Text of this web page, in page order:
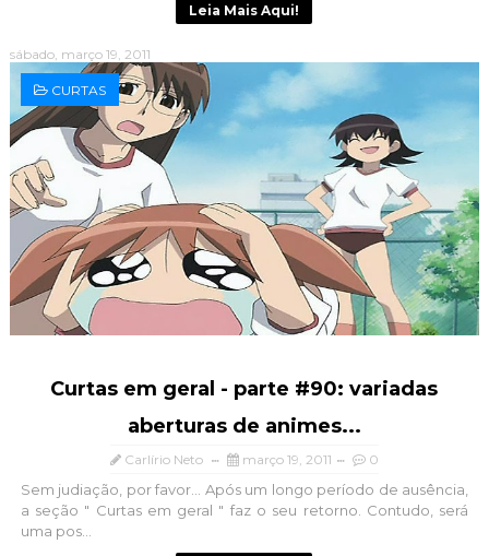
Leia Mais Aqui!
sábado, março 19, 2011
CURTAS
Curtas em geral - parte #90: variadas
aberturas de animes...
Carlírio Neto março 19, 2011 0
Sem judiação, por favor... Após um longo período de ausência,
a seção " Curtas em geral " faz o seu retorno. Contudo, será
uma pos...